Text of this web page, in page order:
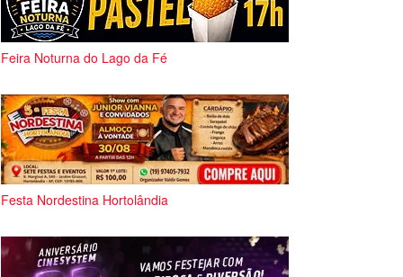
Feira Noturna do Lago da Fé
Festa Nordestina Hortolândia